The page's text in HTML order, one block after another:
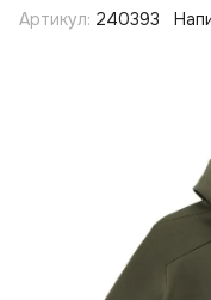
Артикул: 240393